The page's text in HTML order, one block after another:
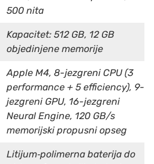
500 nita
Kapacitet: 512 GB, 12 GB
objedinjene memorije
Apple M4, 8-jezgreni CPU (3
performance + 5 efficiency), 9-
jezgreni GPU, 16-jezgreni
Neural Engine, 120 GB/s
memorijski propusni opseg
Litijum‑polimerna baterija do